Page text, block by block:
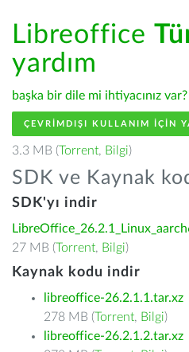
Libreoffice
yardım
başka bir dile mi ihtiyacınız var?
ÇEVRIMDIŞI KULLANIM IÇIN
3.3 MB (Torrent, Bilgi)
SDK ve Kaynak
SDK'yı indir
27 MB (Torrent, Bilgi)
Kaynak kodu indir
libreoffice-26.2.1.1.tar.xz
278 MB (Torrent, Bilgi)
libreoffice-26.2.1.2.tar.xz